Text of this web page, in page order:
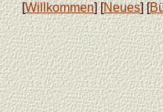
[Willkommen] [Neues] [